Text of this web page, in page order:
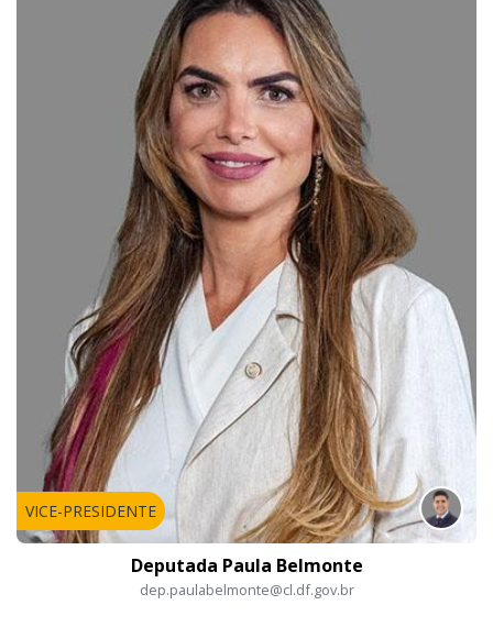
VICE-PRESIDENTE
Deputada Paula Belmonte
dep.paulabelmonte@cl.df.gov.br